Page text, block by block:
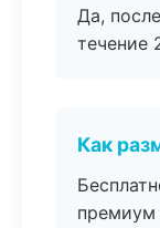
Да,
течение
Как